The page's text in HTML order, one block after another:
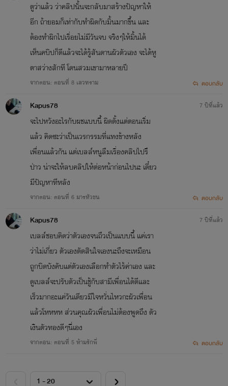
ตูว่าแล้ว ว่าคลิปนั้นจะกลับมาสร้างปัญหาให้
อีก ถ้ายอมก็เท่ากับทำผิดกับมิ้นมากขึ้น และ
ต้องทำผิกไปเรื่อยไม่มีวันจบ จริงๆให้มิ้นได้
เห็นคบิปก็ดีแล้วจะได้รู้สันดานผัวตัวเอง จะได้หู
ตาสว่างสักที โดนสวมเขามาหลายปี
จากตอน: ตอนที่ 8 เลวทราม ตอบกลับ
Kapus78
จะไปหวังอะไรกับผชแบบนี้ ผิดตั้งแต่ตอนเริ่ม
แล้ว คิดซะว่าเป็นเวรกรรมที่แทงข้างหลัง
เพื่อนแล้วกัน แต่เบลล์หนูลืมเรื่องคลิปไปรึ
ป่าว น่าจะให้ลบคลิปให้ต่อหน้าก่อนไปนะ เดี๋ยว
มีปัญหาทีหลัง
จากตอน: ตอนที่ 6 มารหัวขน
7 ปีที่แล้ว
ตอบกลับ
Kapus78
เบลล์ชอบคิดว่าตัวเองจนถึวเป็นแบบนี้ แค่เรา
ว่าไม่เกี่ยว ตัวเองตัดสินใจเองนะถึงจะเหมือน
ถูกบิดบังคับแต่ตัวเองเลือกทำตัวไร้ค่าเอง และ
ดูเบลล์จะปรับตัวเป็นชู้กับสามีเพื่อนได้ดีและ
เร็วมากอะแค่วันเดียวมีใจหวั่นไหวกะผัวเพื่อน
แล้วโหหหห ส่วนคุณผัวเพื่อนไม่ต้องพูดถึง ตัว
เงินตัวทองดีๆนี่เอง
จากตอน: ตอนที่ 5 ห้ามรักพี่
7 ปีที่แล้ว
ตอบกลับ